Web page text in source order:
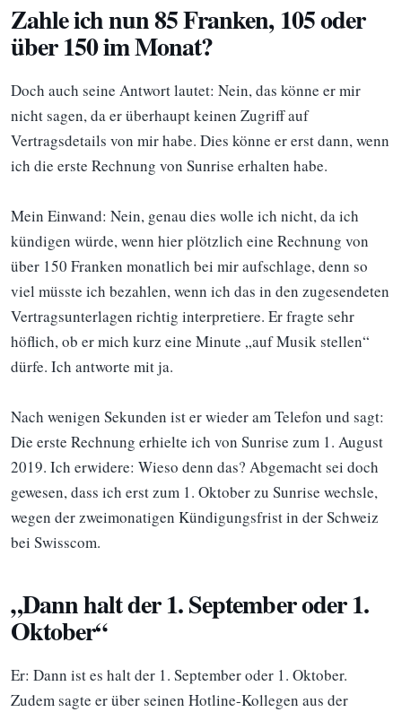
Zahle ich nun 85 Franken, 105 oder
über 150 im Monat?
Doch auch seine Antwort lautet: Nein, das könne er mir
nicht sagen, da er überhaupt keinen Zugriff auf
Vertragsdetails von mir habe. Dies könne er erst dann, wenn
ich die erste Rechnung von Sunrise erhalten habe.
Mein Einwand: Nein, genau dies wolle ich nicht, da ich
kündigen würde, wenn hier plötzlich eine Rechnung von
über 150 Franken monatlich bei mir aufschlage, denn so
viel müsste ich bezahlen, wenn ich das in den zugesendeten
Vertragsunterlagen richtig interpretiere. Er fragte sehr
höflich, ob er mich kurz eine Minute „auf Musik stellen“
dürfe. Ich antworte mit ja.
Nach wenigen Sekunden ist er wieder am Telefon und sagt:
Die erste Rechnung erhielte ich von Sunrise zum 1. August
2019. Ich erwidere: Wieso denn das? Abgemacht sei doch
gewesen, dass ich erst zum 1. Oktober zu Sunrise wechsle,
wegen der zweimonatigen Kündigungsfrist in der Schweiz
bei Swisscom.
„Dann halt der 1. September oder 1.
Oktober“
Er: Dann ist es halt der 1. September oder 1. Oktober.
Zudem sagte er über seinen Hotline-Kollegen aus der